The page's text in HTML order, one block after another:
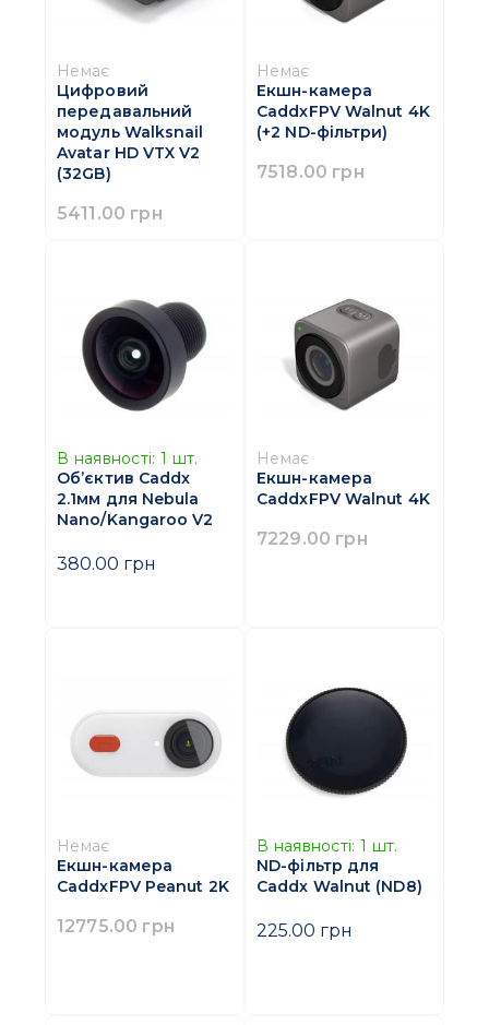
Немає
Цифровий
передавальний
модуль Walksnail
Avatar HD VTX V2
(32GB)
5411.00 грн
Немає
Екшн-камера
CaddxFPV Walnut 4K
(+2 ND-фільтри)
7518.00 грн
В наявності: 1 шт.
Об’єктив Caddx
2.1мм для Nebula
Nano/Kangaroo V2
380.00 грн
Немає
Екшн-камера
CaddxFPV Walnut 4K
7229.00 грн
Немає
Екшн-камера
CaddxFPV Peanut 2K
12775.00 грн
В наявності: 1 шт.
ND-фільтр для
Caddx Walnut (ND8)
225.00 грн